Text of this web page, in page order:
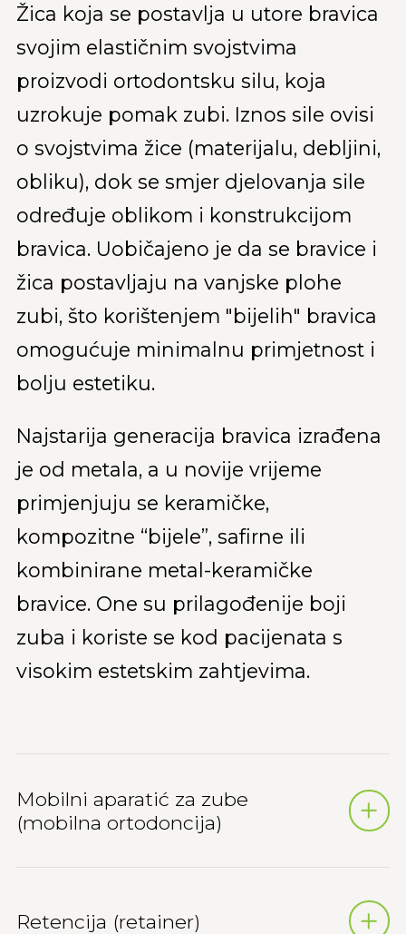
Žica koja se postavlja u utore bravica
svojim elastičnim svojstvima
proizvodi ortodontsku silu, koja
uzrokuje pomak zubi. Iznos sile ovisi
o svojstvima žice (materijalu, debljini,
obliku), dok se smjer djelovanja sile
određuje oblikom i konstrukcijom
bravica. Uobičajeno je da se bravice i
žica postavljaju na vanjske plohe
zubi, što korištenjem "bijelih" bravica
omogućuje minimalnu primjetnost i
bolju estetiku.
Najstarija generacija bravica izrađena
je od metala, a u novije vrijeme
primjenjuju se keramičke,
kompozitne “bijele”, safirne ili
kombinirane metal-keramičke
bravice. One su prilagođenije boji
zuba i koriste se kod pacijenata s
visokim estetskim zahtjevima.
Mobilni aparatić za zube
(mobilna ortodoncija)
Retencija (retainer)